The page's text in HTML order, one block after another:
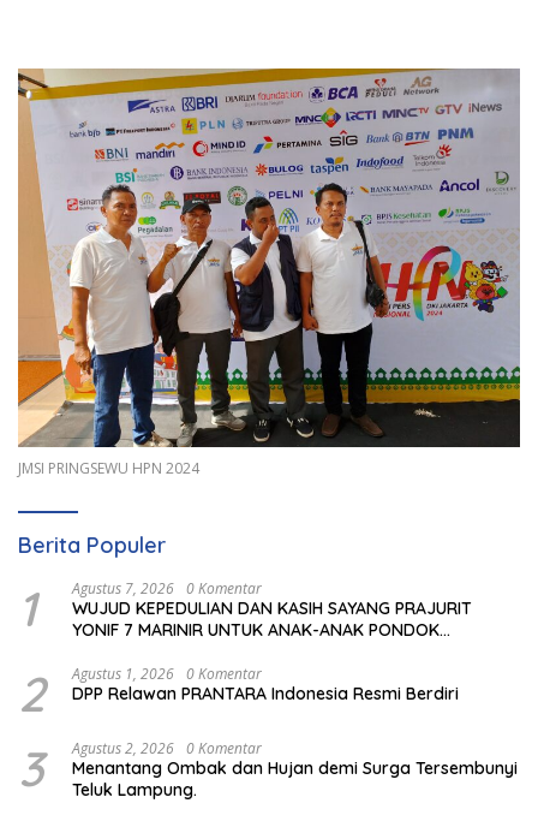
JMSI PRINGSEWU HPN 2024
Berita Populer
1 Agustus 7, 2026 0 Komentar
WUJUD KEPEDULIAN DAN KASIH SAYANG PRAJURIT
YONIF 7 MARINIR UNTUK ANAK-ANAK PONDOK
2 Agustus 1, 2026 0 Komentar
DPP Relawan PRANTARA Indonesia Resmi Berdiri
3 Agustus 2, 2026 0 Komentar
Menantang Ombak dan Hujan demi Surga Tersembunyi
Teluk Lampung.